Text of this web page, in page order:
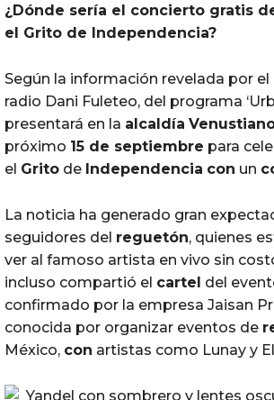
¿Dónde sería el concierto gratis
el Grito de Independencia?
Según la información revelada por
radio Dani Fuleteo, del programa
presentará en la alcaldía
próximo 15 de septiembre para
el Grito de Independencia con un
La noticia ha generado gran
seguidores del reguetón, quienes
ver al famoso artista en vivo sin
incluso compartió el cartel del
confirmado por la empresa Jaisan
conocida por organizar eventos de
México, con artistas como Lunay y